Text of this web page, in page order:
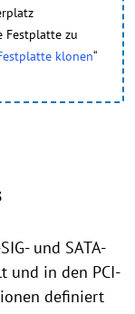
Festplatte zu
klonen“
und SATA-
und in den PCI-
definiert